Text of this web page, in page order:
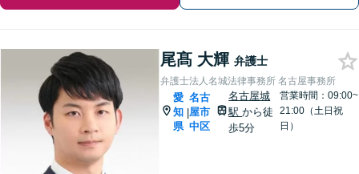
尾髙 大輝 弁護士
弁護士法人名城法律事務所 名古屋事務所
愛
知
県
|
名古
屋市
中区
名古屋城
駅から徒
歩5分
営業時間：09:00~
21:00（土日祝
日）